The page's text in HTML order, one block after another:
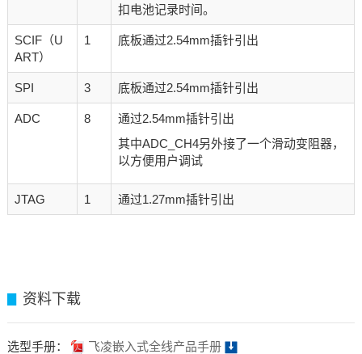
扣电池记录时间。
SCIF（U
ART）
1 底板通过2.54mm插针引出
SPI 3 底板通过2.54mm插针引出
ADC 8
通过2.54mm插针引出
其中ADC_CH4另外接了一个滑动变阻器，
以方便用户调试
JTAG 1 通过1.27mm插针引出
资料下载
选型手册： 飞凌嵌入式全线产品手册